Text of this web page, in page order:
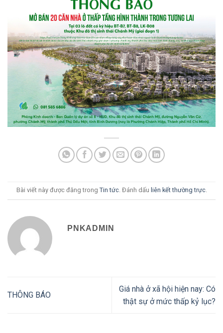
Bài viết này được đăng trong Tin tức. Đánh dấu liên kết thường trực.
PNKADMIN
THÔNG BÁO
Giá nhà ở xã hội hiện nay: Có
thật sự ở mức thấp kỷ lục?